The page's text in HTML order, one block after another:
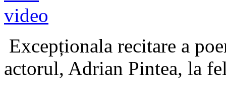
Excepționala recitare a
actorul, Adrian Pintea, la